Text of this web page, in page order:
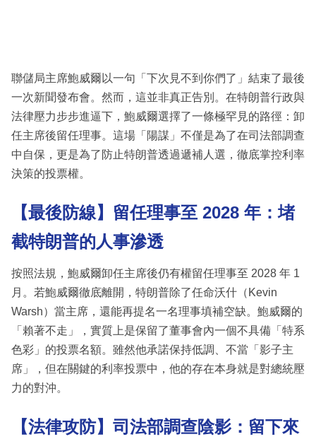
聯儲局主席鮑威爾以一句「下次見不到你們了」結束了最後
一次新聞發布會。然而，這並非真正告別。在特朗普行政與
法律壓力步步進逼下，鮑威爾選擇了一條極罕見的路徑：卸
任主席後留任理事。這場「陽謀」不僅是為了在司法部調查
中自保，更是為了防止特朗普透過遞補人選，徹底掌控利率
決策的投票權。
【最後防線】留任理事至 2028 年：堵
截特朗普的人事滲透
按照法規，鮑威爾卸任主席後仍有權留任理事至 2028 年 1
月。若鮑威爾徹底離開，特朗普除了任命沃什（Kevin
Warsh）當主席，還能再提名一名理事填補空缺。鮑威爾的
「賴著不走」，實質上是保留了董事會內一個不具備「特系
色彩」的投票名額。雖然他承諾保持低調、不當「影子主
席」，但在關鍵的利率投票中，他的存在本身就是對總統壓
力的對沖。
【法律攻防】司法部調查陰影：留下來